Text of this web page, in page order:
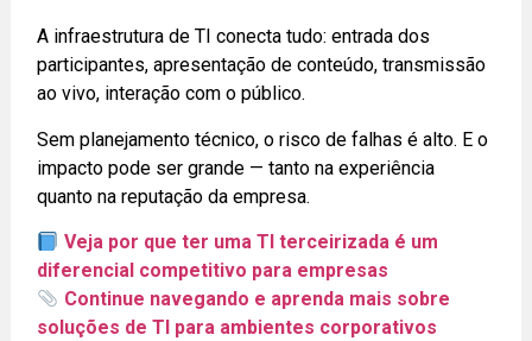
A infraestrutura de TI conecta tudo: entrada dos
participantes, apresentação de conteúdo, transmissão
ao vivo, interação com o público.
Sem planejamento técnico, o risco de falhas é alto. E o
impacto pode ser grande — tanto na experiência
quanto na reputação da empresa.
Veja por que ter uma TI terceirizada é um
diferencial competitivo para empresas
Continue navegando e aprenda mais sobre
soluções de TI para ambientes corporativos